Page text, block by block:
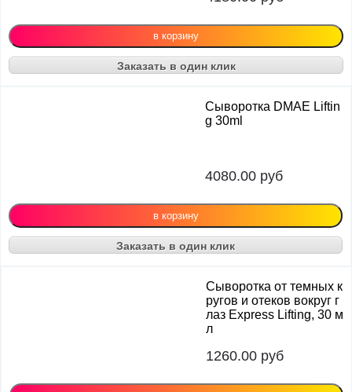
Заказать в один клик
Сыворотка DMAE Liftin
g 30ml
4080.00 руб
Заказать в один клик
Сыворотка от темных к
ругов и отеков вокруг г
лаз Express Lifting, 30 м
л
1260.00 руб